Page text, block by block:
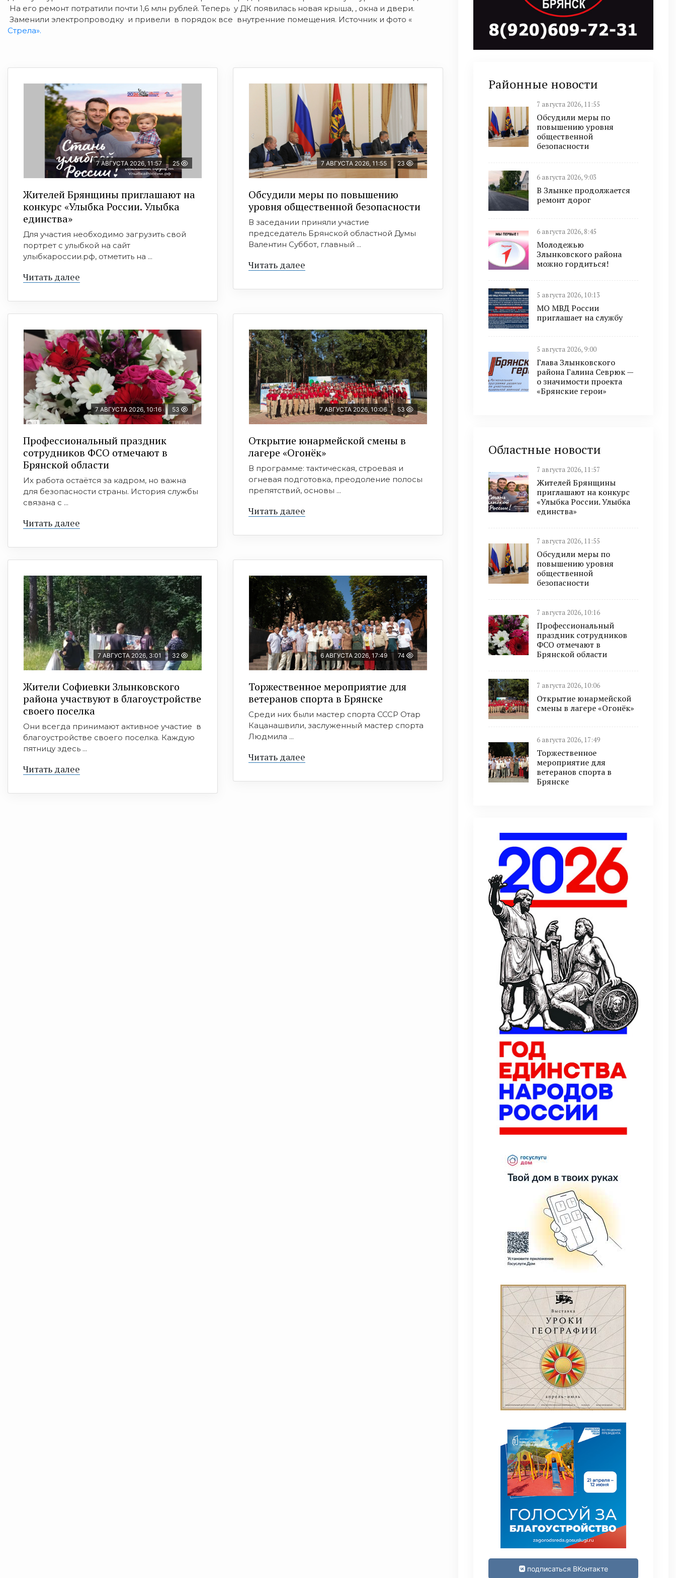
На его ремонт потратили почти 1,6 млн рублей. Теперь у ДК появилась новая крыша, , окна и двери.
Заменили электропроводку и привели в порядок все внутренние помещения. Источник и фото «
Стрела».
7 АВГУСТА 2026, 11:57 25
Жителей Брянщины приглашают на
конкурс «Улыбка России. Улыбка
единства»
Для участия необходимо загрузить свой
портрет с улыбкой на сайт
улыбкароссии.рф, отметить на ...
Читать далее
7 АВГУСТА 2026, 11:55 23
Обсудили меры по повышению
уровня общественной безопасности
В заседании приняли участие
председатель Брянской областной Думы
Валентин Суббот, главный ...
Читать далее
7 АВГУСТА 2026, 10:16 53
Профессиональный праздник
сотрудников ФСО отмечают в
Брянской области
Их работа остаётся за кадром, но важна
для безопасности страны. История службы
связана с ...
Читать далее
7 АВГУСТА 2026, 10:06 53
Открытие юнармейской смены в
лагере «Огонёк»
В программе: тактическая, строевая и
огневая подготовка, преодоление полосы
препятствий, основы ...
Читать далее
7 АВГУСТА 2026, 3:01 32
Жители Софиевки Злынковского
района участвуют в благоустройстве
своего поселка
Они всегда принимают активное участие в
благоустройстве своего поселка. Каждую
пятницу здесь ...
Читать далее
6 АВГУСТА 2026, 17:49 74
Торжественное мероприятие для
ветеранов спорта в Брянске
Среди них были мастер спорта СССР Отар
Кацанашвили, заслуженный мастер спорта
Людмила ...
Читать далее
Районные новости
7 августа 2026, 11:55
Обсудили меры по
повышению уровня
общественной
безопасности
6 августа 2026, 9:03
В Злынке продолжается
ремонт дорог
6 августа 2026, 8:45
Молодежью
Злынковского района
можно гордиться!
5 августа 2026, 10:13
МО МВД России
приглашает на службу
5 августа 2026, 9:00
Глава Злынковского
района Галина Севрюк —
о значимости проекта
«Брянские герои»
Областные новости
7 августа 2026, 11:57
Жителей Брянщины
приглашают на конкурс
«Улыбка России. Улыбка
единства»
7 августа 2026, 11:55
Обсудили меры по
повышению уровня
общественной
безопасности
7 августа 2026, 10:16
Профессиональный
праздник сотрудников
ФСО отмечают в
Брянской области
7 августа 2026, 10:06
Открытие юнармейской
смены в лагере «Огонёк»
6 августа 2026, 17:49
Торжественное
мероприятие для
ветеранов спорта в
Брянске
подписаться ВКонтакте